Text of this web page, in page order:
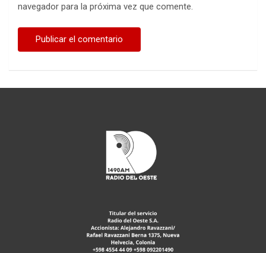
navegador para la próxima vez que comente.